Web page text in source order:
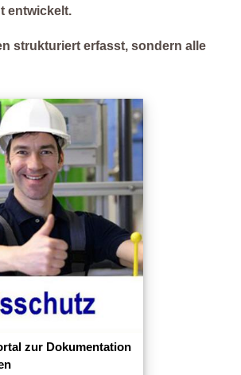
entwickelt.
strukturiert erfasst, sondern alle
zur Dokumentation